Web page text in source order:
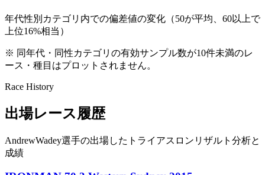
年代性別カテゴリ内での偏差値の変化（50が平均、60以上で
上位16%相当）
※ 同年代・同性カテゴリの有効サンプル数が10件未満のレ
ース・種目はプロットされません。
Race History
出場レース履歴
AndrewWadey選手の出場したトライアスロンリザルト分析と
成績